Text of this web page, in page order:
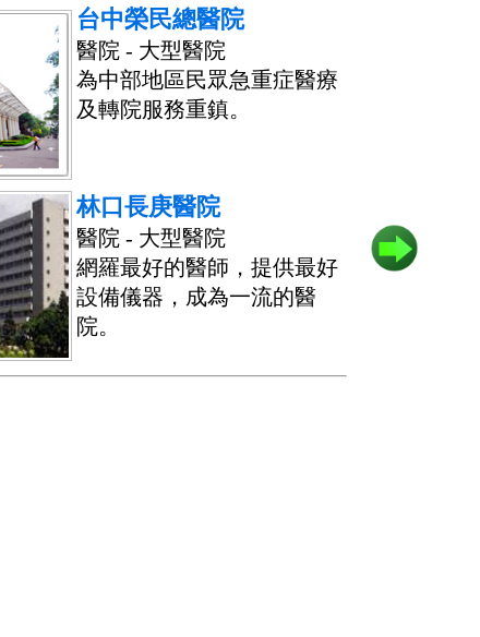
台中榮民總醫院
醫院 - 大型醫院
為中部地區民眾急重症醫療
及轉院服務重鎮。
林口長庚醫院
醫院 - 大型醫院
網羅最好的醫師，提供最好
設備儀器，成為一流的醫
院。